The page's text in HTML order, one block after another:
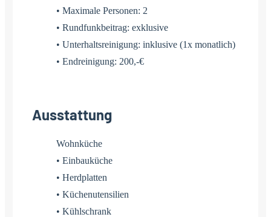
• Maximale Personen: 2
• Rundfunkbeitrag: exklusive
• Unterhaltsreinigung: inklusive (1x monatlich)
• Endreinigung: 200,-€
Ausstattung
Wohnküche
• Einbauküche
• Herdplatten
• Küchenutensilien
• Kühlschrank